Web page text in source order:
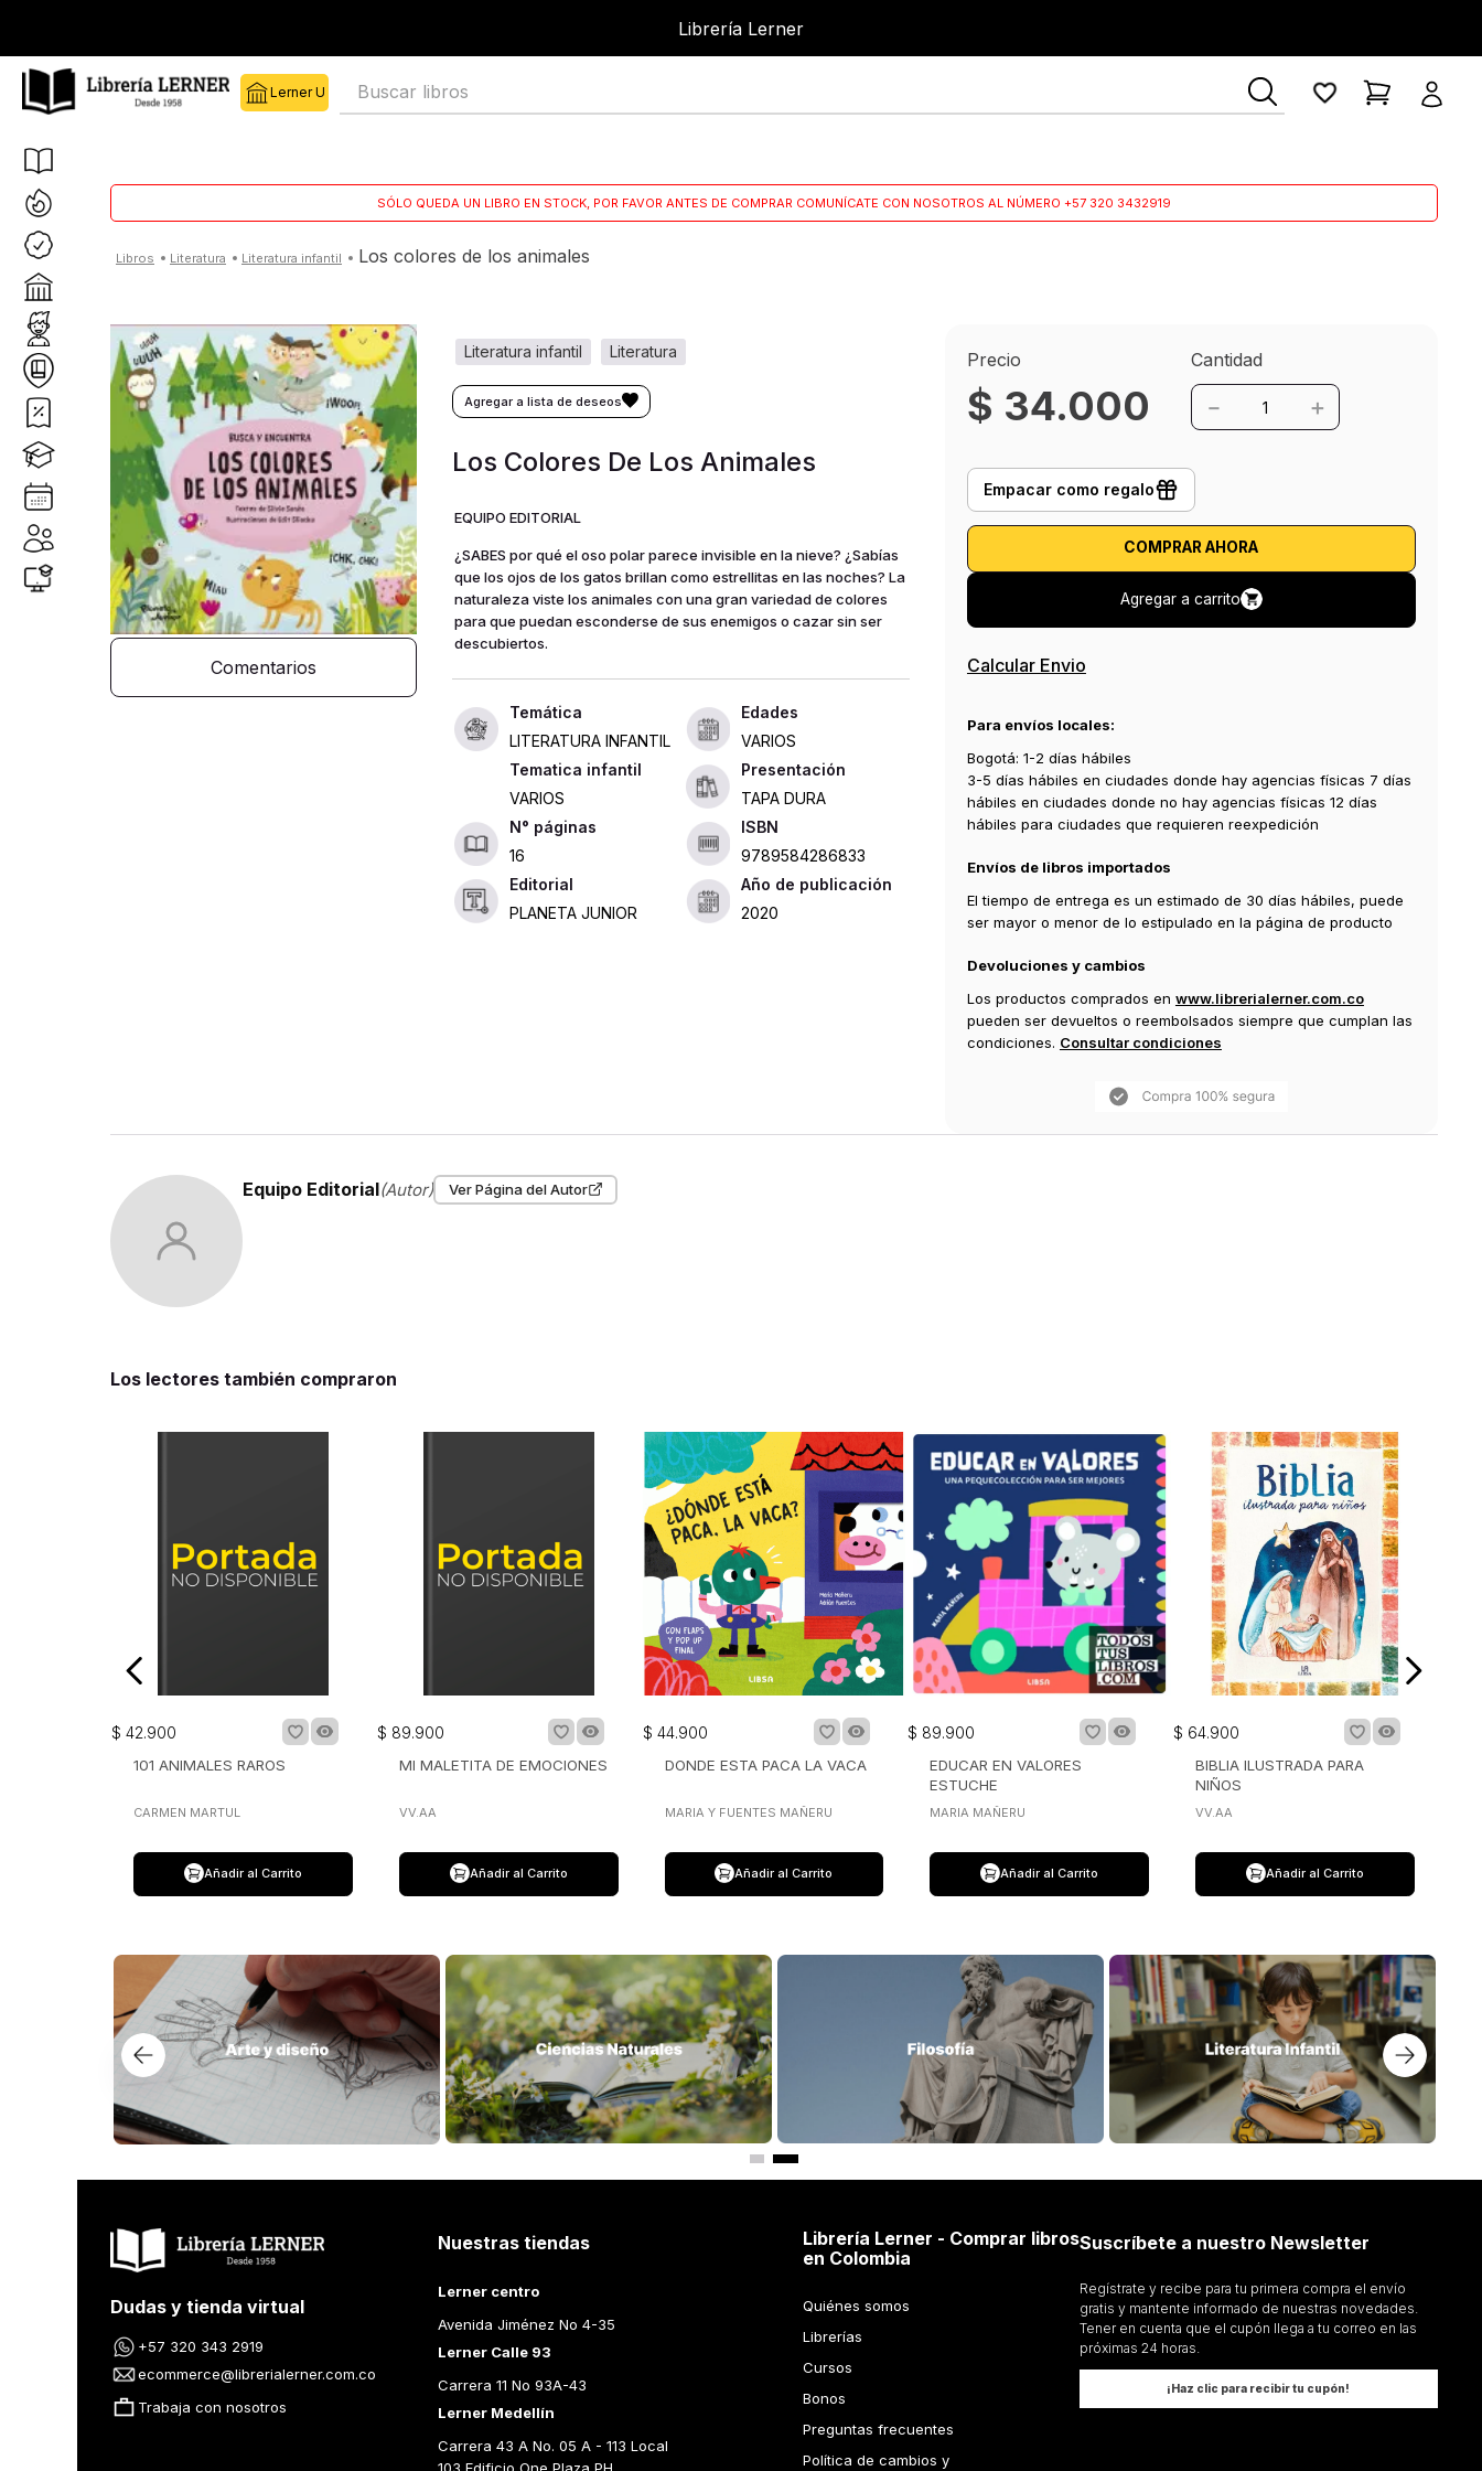
Librería Lerner
Buscar libros
SÓLO QUEDA UN LIBRO EN STOCK, POR FAVOR ANTES DE COMPRAR COMUNÍCATE CON NOSOTROS AL NÚMERO +57 320 3432919
literatura literatura infantil los colores de los animales
Comentarios
literatura
literatura infantil
Los Colores De Los Animales
EQUIPO EDITORIAL
¿SABES por qué el oso polar parece invisible en la nieve? ¿Sabías
que los ojos de los gatos brillan como estrellitas en las noches? La
naturaleza viste los animales con una gran variedad de colores
para que puedan esconderse de sus enemigos o cazar sin ser
descubiertos.
LITERATURA INFANTIL
Edades
VARIOS
Tematica infantil
VARIOS
Presentación
TAPA DURA
16
ISBN
9789584286833
Editorial
PLANETA JUNIOR
Año de publicación
2020
Precio
$ 34.000
Cantidad
＋
－
Empacar como regalo
COMPRAR AHORA
Agregar a carrito
Calcular Envio
Para envíos locales:
Bogotá: 1-2 días hábiles
3-5 días hábiles en ciudades donde hay agencias físicas 7 días
hábiles en ciudades donde no hay agencias físicas 12 días
hábiles para ciudades que requieren reexpedición
Envíos de libros importados
El tiempo de entrega es un estimado de 30 días hábiles, puede
ser mayor o menor de lo estipulado en la página de producto
Devoluciones y cambios
Los productos comprados en www.librerialerner.com.co
pueden ser devueltos o reembolsados siempre que cumplan las
condiciones. Consultar condiciones
Equipo Editorial(Autor) Ver Página del Autor
Los lectores también compraron
$ 42.900
101 ANIMALES RAROS
CARMEN MARTUL
Añadir al Carrito
$ 89.900
MI MALETITA DE EMOCIONES
VV.AA
Añadir al Carrito
$ 44.900
DONDE ESTA PACA LA VACA
MARIA Y FUENTES MAÑERU
Añadir al Carrito
$ 89.900
EDUCAR EN VALORES
ESTUCHE
MARIA MAÑERU
Añadir al Carrito
$ 64.900
BIBLIA ILUSTRADA PARA
NIÑOS
VV.AA
Añadir al Carrito
Dudas y tienda virtual
+57 320 343 2919
ecommerce@librerialerner.com.co
Trabaja con nosotros
Nuestras tiendas
Lerner centro
Avenida Jiménez No 4-35
Lerner Calle 93
Carrera 11 No 93A-43
Lerner Medellín
Carrera 43 A No. 05 A - 113 Local
Librería Lerner - Comprar libros
en Colombia
Quiénes somos
Librerías
Cursos
Bonos
Preguntas frecuentes
Política de cambios y
Suscríbete a nuestro Newsletter
Regístrate y recibe para tu primera compra el envío
gratis y mantente informado de nuestras novedades.
Tener en cuenta que el cupón llega a tu correo en las
próximas 24 horas.
¡Haz clic para recibir tu cupón!